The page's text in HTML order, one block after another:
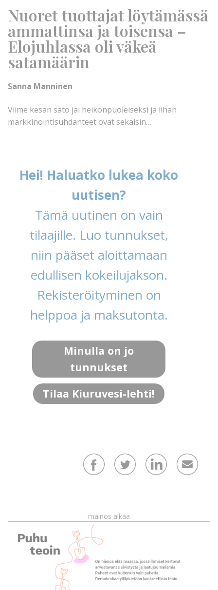
Nuoret tuottajat löytämässä
ammattinsa ja toisensa –
Elojuhlassa oli väkeä
satamäärin
Sanna Manninen
Viime kesän sato jäi heikonpuoleiseksi ja lihan
markkinointisuhdanteet ovat sekaisin…
Hei! Haluatko lukea koko
uutisen?
Tämä uutinen on vain
tilaajille. Luo tunnukset,
niin pääset aloittamaan
edullisen kokeilujakson.
Rekisteröityminen on
helppoa ja maksutonta.
Minulla on jo
tunnukset
Tilaa Kiuruvesi-lehti!
mainos alkaa